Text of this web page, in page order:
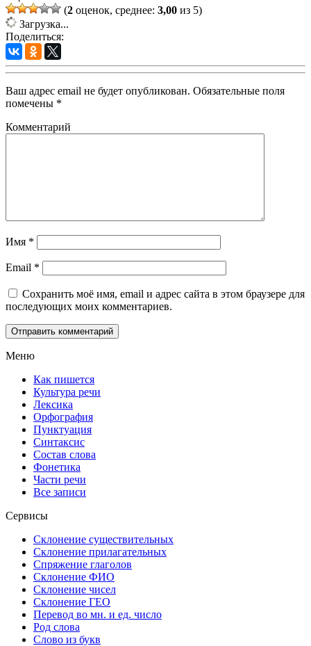
(2 оценок, среднее: 3,00 из 5)
Загрузка...
Поделиться:
Ваш адрес email не будет опубликован. Обязательные поля
помечены *
Комментарий
Имя *
Email *
Сохранить моё имя, email и адрес сайта в этом браузере для
последующих моих комментариев.
Меню
Как пишется
Культура речи
Лексика
Орфография
Пунктуация
Синтаксис
Состав слова
Фонетика
Части речи
Все записи
Сервисы
Склонение существительных
Склонение прилагательных
Спряжение глаголов
Склонение ФИО
Склонение чисел
Склонение ГЕО
Перевод во мн. и ед. число
Род слова
Слово из букв